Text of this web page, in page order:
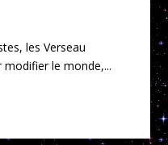
les Verseau
le monde,...